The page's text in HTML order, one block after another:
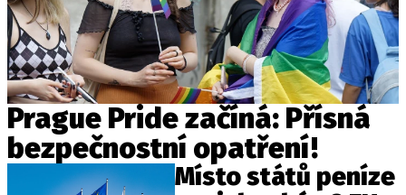
KONTAKT
VYDAVATEL
Prague Pride začíná: Přísná
bezpečnostní opatření!
Místo států peníze